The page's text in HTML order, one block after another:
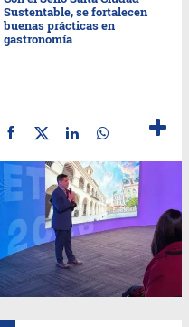
Sustentable, se fortalecen
buenas prácticas en
gastronomía